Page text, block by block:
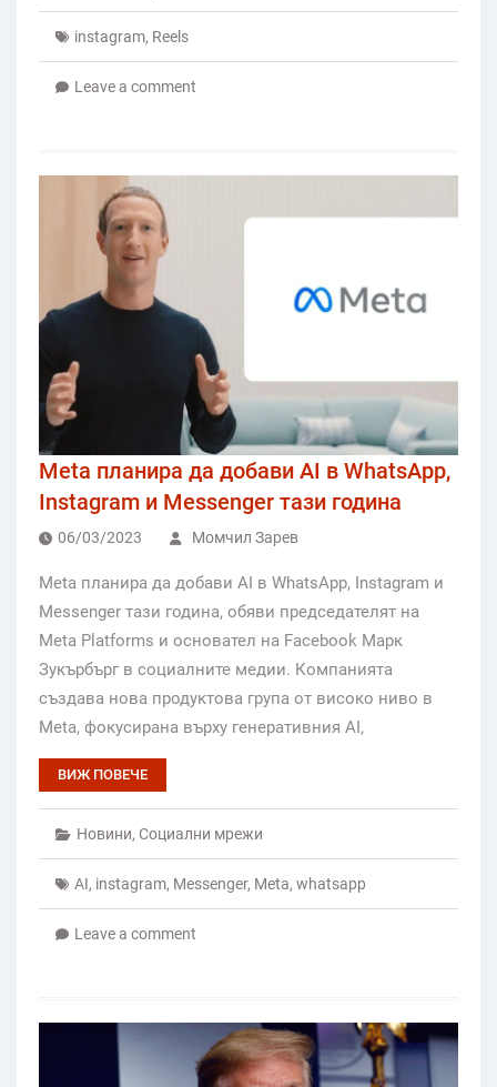
instagram, Reels
Leave a comment
Meta планира да добави AI в WhatsApp,
Instagram и Messenger тази година
06/03/2023 Момчил Зарев
Meta планира да добави AI в WhatsApp, Instagram и
Messenger тази година, обяви председателят на
Meta Platforms и основател на Facebook Марк
Зукърбърг в социалните медии. Компанията
създава нова продуктова група от високо ниво в
Meta, фокусирана върху генеративния AI,
ВИЖ ПОВЕЧЕ
Новини, Социални мрежи
AI, instagram, Messenger, Meta, whatsapp
Leave a comment